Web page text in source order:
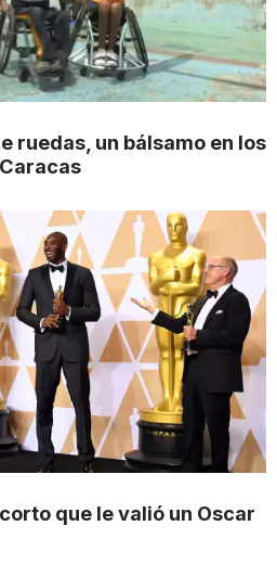
ruedas, un bálsamo en los
que le valió un Oscar